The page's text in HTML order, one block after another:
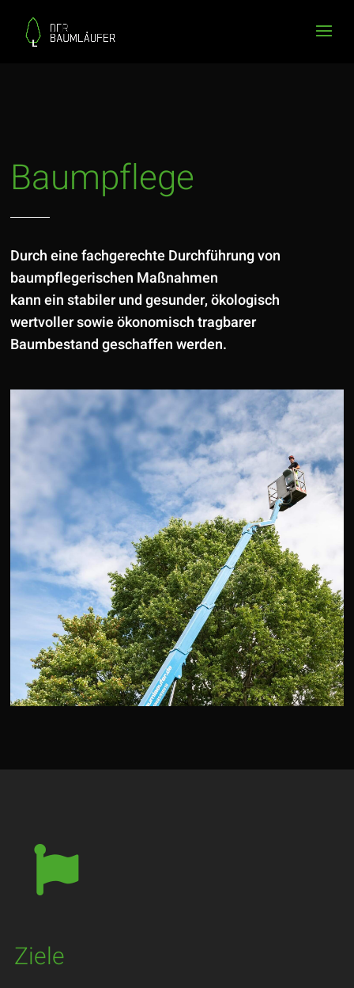
Baumpflege
Durch eine fachgerechte Durchführung von
baumpflegerischen Maßnahmen
kann ein stabiler und gesunder, ökologisch
wertvoller sowie ökonomisch tragbarer
Baumbestand geschaffen werden.

Ziele